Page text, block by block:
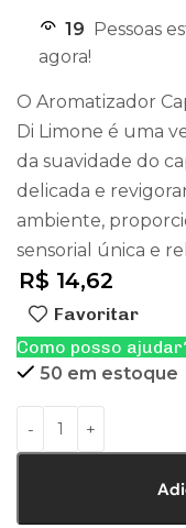
19 Pessoas
agora!
O Aromatizador
Di Limone é uma
da suavidade do
delicada e
ambiente,
sensorial única e
R$ 14,62
Favoritar
Como posso
50 em estoque